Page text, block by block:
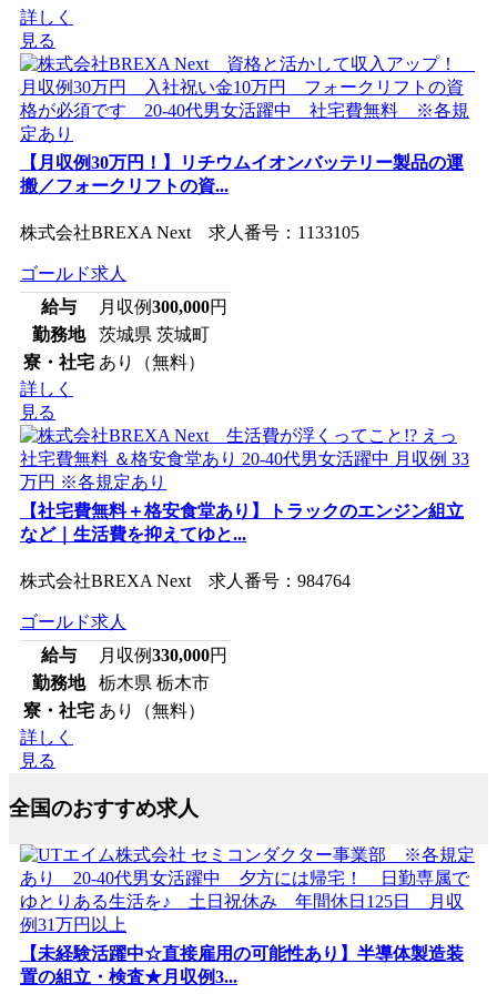
詳しく
見る
【月収例30万円！】リチウムイオンバッテリー製品の運
搬／フォークリフトの資...
株式会社BREXA Next 求人番号：1133105
ゴールド求人
給与
月収例300,000円
勤務地
茨城県 茨城町
寮・社宅 あり（無料）
詳しく
見る
【社宅費無料＋格安食堂あり】トラックのエンジン組立
など｜生活費を抑えてゆと...
株式会社BREXA Next 求人番号：984764
ゴールド求人
給与
月収例330,000円
勤務地
栃木県 栃木市
寮・社宅 あり（無料）
詳しく
見る
全国のおすすめ求人
【未経験活躍中☆直接雇用の可能性あり】半導体製造装
置の組立・検査★月収例3...